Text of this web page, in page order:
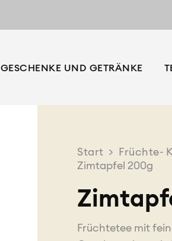
GESCHENKE UND GETRÄNKE
Start > Früchte-
Zimtapfel 200g
Früchtetee mit